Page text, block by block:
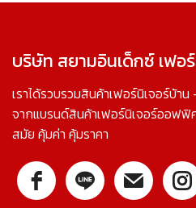
บริษัท สยามอินเด็กซ์ เฟอ
เราได้รวบรวมสินค้าเฟอร์นิเจอร์บ้า
จากแบรนด์สินค้าเฟอร์นิเจอร์ออฟ
สมัย คุ้มค่า คุ้มราคา